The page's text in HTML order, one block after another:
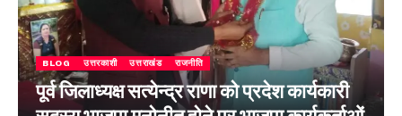
BLOG उत्तरकाशी उत्तराखंड राजनीति
पूर्व जिलाध्यक्ष सत्येन्द्र राणा को प्रदेश कार्यकारी